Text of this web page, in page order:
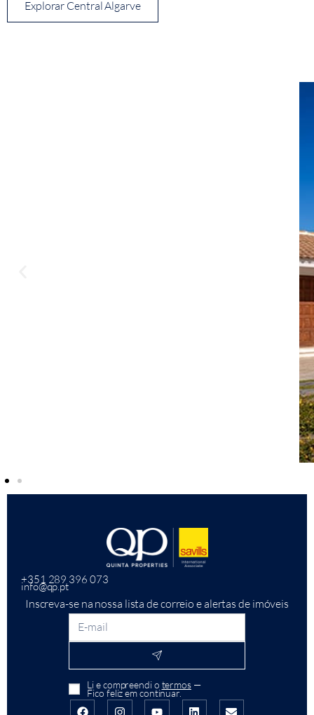
Explorar Central Algarve
+351 289 396 073
info@qp.pt
Inscreva-se na nossa lista de correio e alertas de imóveis
Li e compreendi o termos—
Fico feliz em continuar.